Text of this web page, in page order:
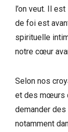
l’on veut. Il
de foi est
spirituelle
notre cœur
Selon nos
et des mœurs
demander
notamment